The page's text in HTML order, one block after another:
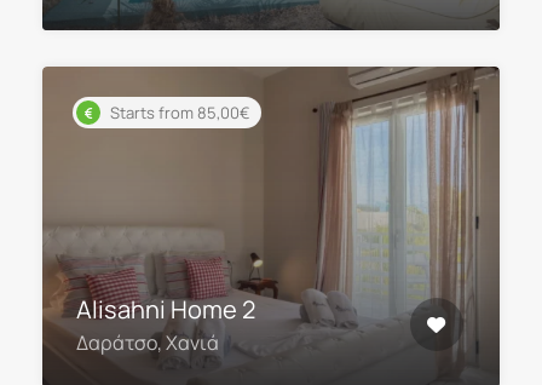
Starts from 85,00€
Alisahni Home 2
Δαράτσο, Χανιά